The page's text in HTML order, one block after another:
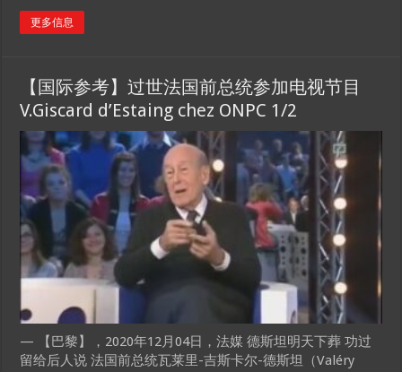
更多信息
【国际参考】过世法国前总统参加电视节目
V.Giscard d’Estaing chez ONPC 1/2
— 【巴黎】，2020年12月04日，法媒 德斯坦明天下葬 功过
留给后人说 法国前总统瓦莱里-吉斯卡尔-德斯坦（Valéry